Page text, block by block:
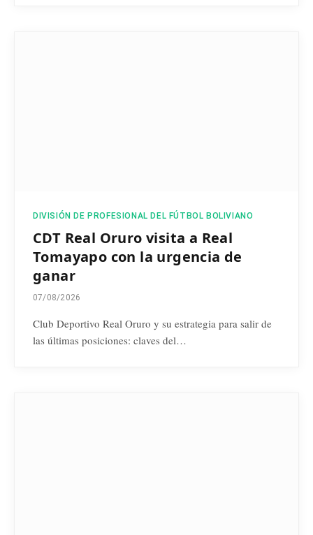
DIVISIÓN DE PROFESIONAL DEL FÚTBOL BOLIVIANO
CDT Real Oruro visita a Real
Tomayapo con la urgencia de
ganar
07/08/2026
Club Deportivo Real Oruro y su estrategia para salir de
las últimas posiciones: claves del…